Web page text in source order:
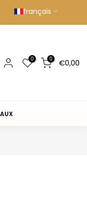
français
0 0 €0,00